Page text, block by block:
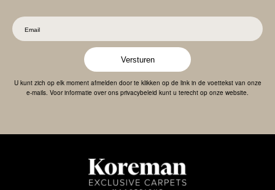
Versturen
U kunt zich op elk moment afmelden door te klikken op de link in de voettekst van onze
e-mails. Voor informatie over ons privacybeleid kunt u terecht op onze website.